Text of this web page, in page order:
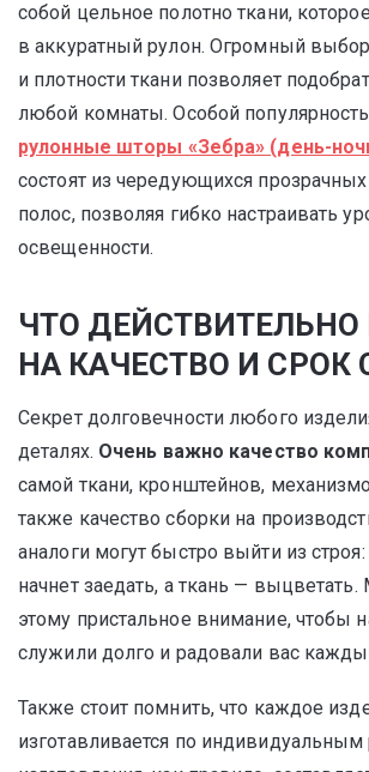
собой цельное полотно ткани,
в аккуратный рулон. Огромный
и плотности ткани позволяет
любой комнаты. Особой
рулонные шторы «Зебра» (день-
состоят из чередующихся
полос, позволяя гибко настраивать
освещенности.
ЧТО ДЕЙСТВИТЕЛЬНО
НА КАЧЕСТВО И
Секрет долговечности любого
деталях. Очень важно качество
самой ткани, кронштейнов,
также качество сборки на
аналоги могут быстро выйти из
начнет заедать, а ткань —
этому пристальное внимание, чтобы
служили долго и радовали вас
Также стоит помнить, что каждое
изготавливается по